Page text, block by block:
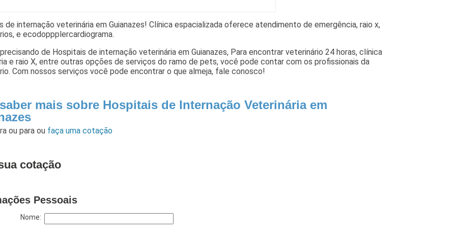
de internação veterinária em Guianazes! Clínica espacializada oferece atendimento de emergência, raio x,
e ecodoppplercardiograma.
de Hospitais de internação veterinária em Guianazes, Para encontrar veterinário 24 horas, clínica
e raio X, entre outras opções de serviços do ramo de pets, você pode contar com os profissionais da
Com nossos serviços você pode encontrar o que almeja, fale conosco!
mais sobre Hospitais de Internação Veterinária em
ou paraou faça uma cotação
cotação
Pessoais
Nome: